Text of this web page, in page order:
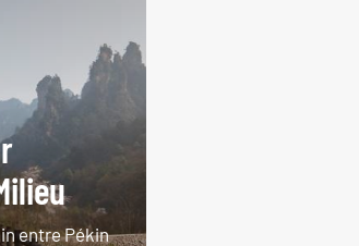
entre Pékin